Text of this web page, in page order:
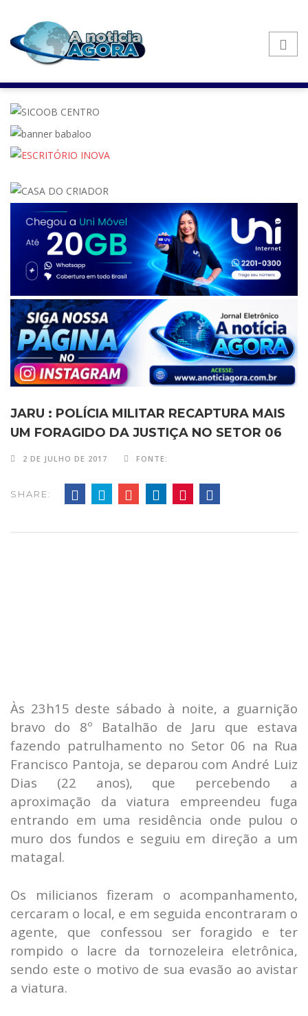
JARU : POLÍCIA MILITAR RECAPTURA MAIS
UM FORAGIDO DA JUSTIÇA NO SETOR 06
2 DE JULHO DE 2017 FONTE:
SHARE:
Às 23h15 deste sábado à noite, a guarnição
bravo do 8º Batalhão de Jaru que estava
fazendo patrulhamento no Setor 06 na Rua
Francisco Pantoja, se deparou com André Luiz
Dias (22 anos), que percebendo a
aproximação da viatura empreendeu fuga
entrando em uma residência onde pulou o
muro dos fundos e seguiu em direção a um
matagal.
Os milicianos fizeram o acompanhamento,
cercaram o local, e em seguida encontraram o
agente, que confessou ser foragido e ter
rompido o lacre da tornozeleira eletrônica,
sendo este o motivo de sua evasão ao avistar
a viatura.